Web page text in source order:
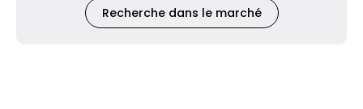
Recherche dans le marché